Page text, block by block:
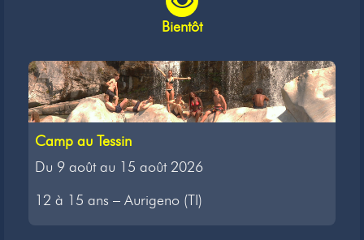
Bientôt
Camp au Tessin
Du 9 août au 15 août 2026
12 à 15 ans – Aurigeno (TI)